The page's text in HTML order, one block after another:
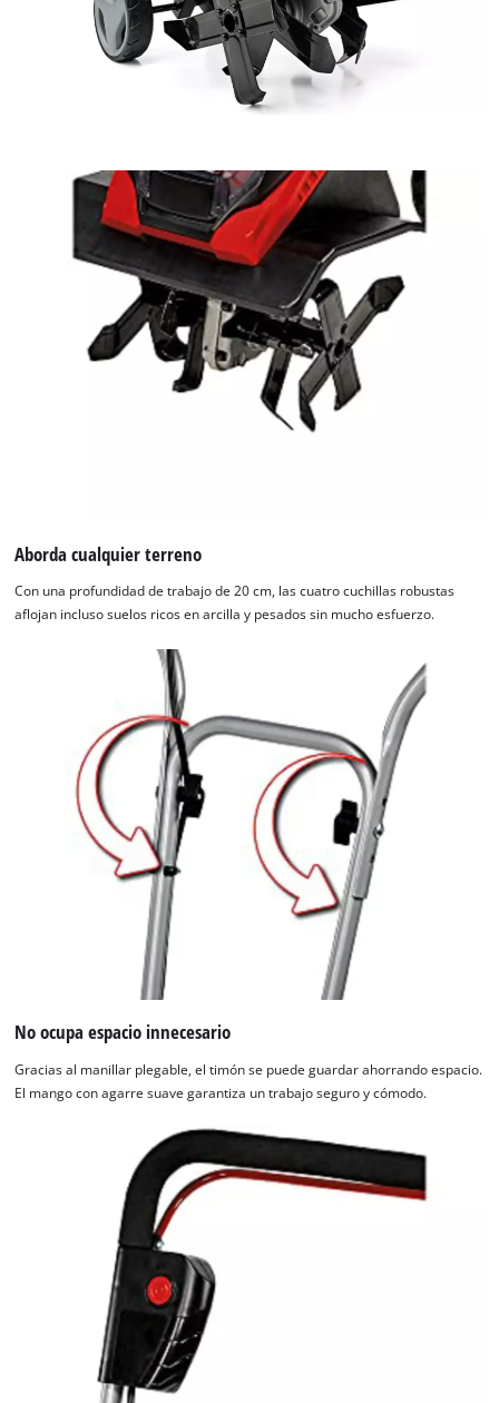
Aborda cualquier terreno
Con una profundidad de trabajo de 20 cm, las cuatro cuchillas robustas
aflojan incluso suelos ricos en arcilla y pesados sin mucho esfuerzo.
No ocupa espacio innecesario
Gracias al manillar plegable, el timón se puede guardar ahorrando espacio.
El mango con agarre suave garantiza un trabajo seguro y cómodo.